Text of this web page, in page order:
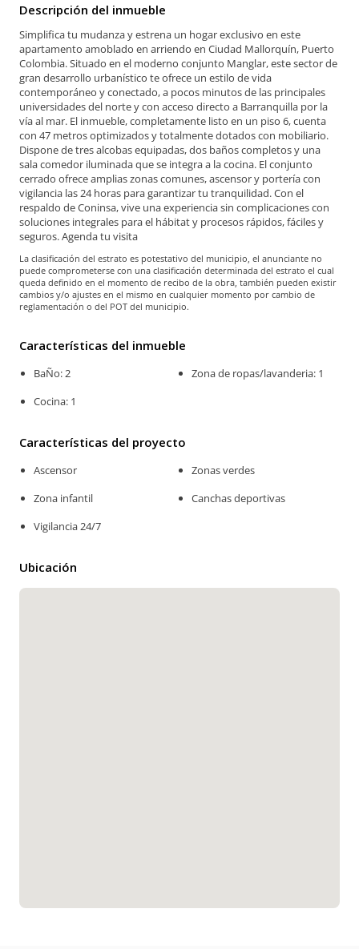
Descripción del inmueble
Simplifica tu mudanza y estrena un hogar exclusivo en este
apartamento amoblado en arriendo en Ciudad Mallorquín, Puerto
Colombia. Situado en el moderno conjunto Manglar, este sector de
gran desarrollo urbanístico te ofrece un estilo de vida
contemporáneo y conectado, a pocos minutos de las principales
universidades del norte y con acceso directo a Barranquilla por la
vía al mar. El inmueble, completamente listo en un piso 6, cuenta
con 47 metros optimizados y totalmente dotados con mobiliario.
Dispone de tres alcobas equipadas, dos baños completos y una
sala comedor iluminada que se integra a la cocina. El conjunto
cerrado ofrece amplias zonas comunes, ascensor y portería con
vigilancia las 24 horas para garantizar tu tranquilidad. Con el
respaldo de Coninsa, vive una experiencia sin complicaciones con
soluciones integrales para el hábitat y procesos rápidos, fáciles y
seguros. Agenda tu visita
La clasificación del estrato es potestativo del municipio, el anunciante no
puede comprometerse con una clasificación determinada del estrato el cual
queda definido en el momento de recibo de la obra, también pueden existir
cambios y/o ajustes en el mismo en cualquier momento por cambio de
reglamentación o del POT del municipio.
Características del inmueble
BaÑo: 2
Cocina: 1
Zona de ropas/lavanderia: 1
Características del proyecto
Ascensor
Zona infantil
Vigilancia 24/7
Zonas verdes
Canchas deportivas
Ubicación